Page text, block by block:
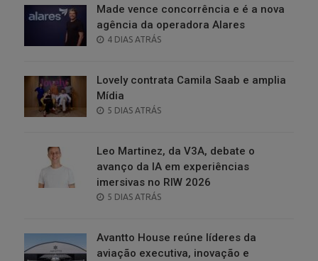
Made vence concorrência e é a nova
agência da operadora Alares
POSTED
4 DIAS ATRÁS
Lovely contrata Camila Saab e amplia
Mídia
POSTED
5 DIAS ATRÁS
Leo Martinez, da V3A, debate o
avanço da IA em experiências
imersivas no RIW 2026
POSTED
5 DIAS ATRÁS
Avantto House reúne líderes da
aviação executiva, inovação e